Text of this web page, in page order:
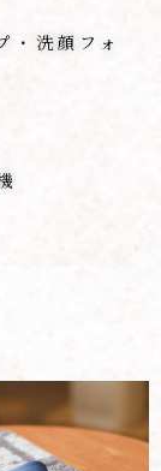
・洗顔フォ